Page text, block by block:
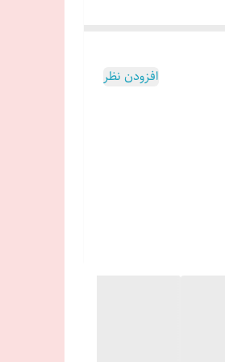
افزودن نظر